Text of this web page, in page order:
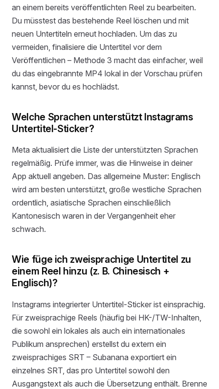
an einem bereits veröffentlichten Reel zu bearbeiten.
Du müsstest das bestehende Reel löschen und mit
neuen Untertiteln erneut hochladen. Um das zu
vermeiden, finalisiere die Untertitel vor dem
Veröffentlichen – Methode 3 macht das einfacher, weil
du das eingebrannte MP4 lokal in der Vorschau prüfen
kannst, bevor du es hochlädst.
Welche Sprachen unterstützt Instagrams
Untertitel-Sticker?
Meta aktualisiert die Liste der unterstützten Sprachen
regelmäßig. Prüfe immer, was die Hinweise in deiner
App aktuell angeben. Das allgemeine Muster: Englisch
wird am besten unterstützt, große westliche Sprachen
ordentlich, asiatische Sprachen einschließlich
Kantonesisch waren in der Vergangenheit eher
schwach.
Wie füge ich zweisprachige Untertitel zu
einem Reel hinzu (z. B. Chinesisch +
Englisch)?
Instagrams integrierter Untertitel-Sticker ist einsprachig.
Für zweisprachige Reels (häufig bei HK-/TW-Inhalten,
die sowohl ein lokales als auch ein internationales
Publikum ansprechen) erstellst du extern ein
zweisprachiges SRT – Subanana exportiert ein
einzelnes SRT, das pro Untertitel sowohl den
Ausgangstext als auch die Übersetzung enthält. Brenne